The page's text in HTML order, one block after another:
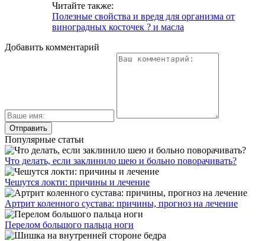
Читайте также:
Полезные свойства и вредя для организма от
виноградных косточек ? и масла
Добавить комментарий
Популярные статьи
Что делать, если заклинило шею и больно поворачивать?
Чешутся локти: причины и лечение
Артрит коленного сустава: причины, прогноз на лечение
Перелом большого пальца ноги